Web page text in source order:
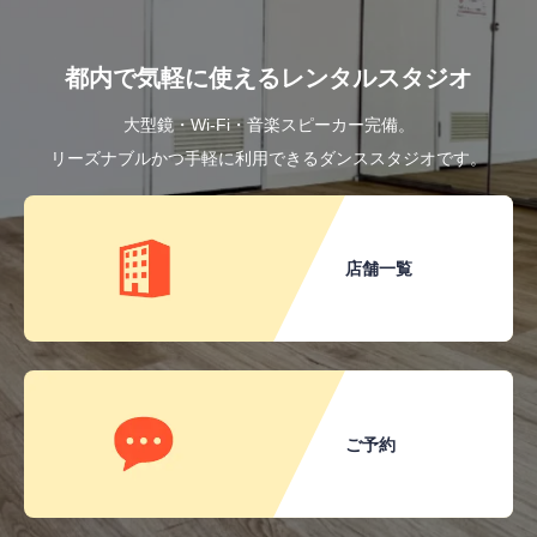
都内で気軽に使えるレンタルスタジオ
大型鏡・Wi-Fi・音楽スピーカー完備。
リーズナブルかつ手軽に利用できるダンススタジオです。
店舗一覧
ご予約